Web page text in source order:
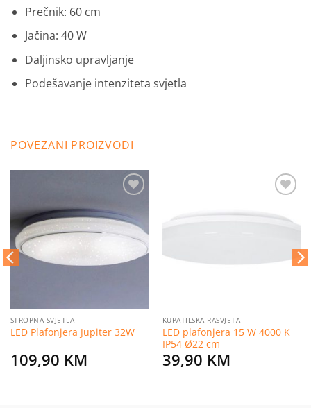
Prečnik: 60 cm
Jačina: 40 W
Daljinsko upravljanje
Podešavanje intenziteta svjetla
POVEZANI PROIZVODI
na
listu
želja
STROPNA SVJETLA
LED Plafonjera Jupiter 32W
109,90 KM
na
KUPATILSKA RASVJETA
LED plafonjera 15 W 4000 K
IP54 Ø22 cm
39,90 KM